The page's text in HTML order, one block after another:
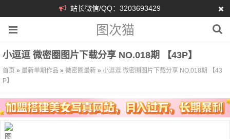
站长微信/QQ：3203693429
图次猫
小逗逗 微密圈图片下载分享 NO.018期 【43P】
首页 » 最新单期作品 » 微密圈最新 » 小逗逗 微密圈图片下载分享 NO.018期 【43
P】